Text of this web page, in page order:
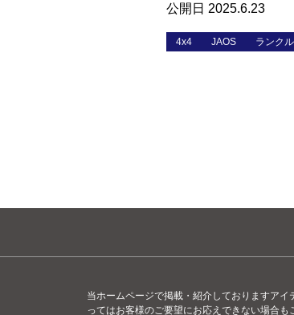
公開日 2025.6.23
4x4 JAOS ランク
当ホームページで掲載・紹介しておりますア
ってはお客様のご要望にお応えできない場合